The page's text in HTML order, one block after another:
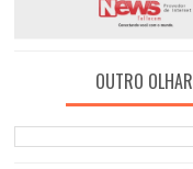
OUTRO OLHAR